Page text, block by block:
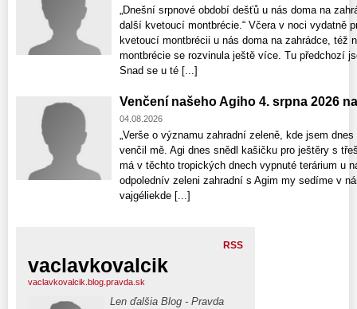
„Dnešní srpnové období dešťů u nás doma na
další kvetoucí montbrécie.“ Včera v noci vydatně
kvetoucí montbrécii u nás doma na zahrádce, též
montbrécie se rozvinula ještě více. Tu předchozí
Snad se u té [...]
Venčení našeho Agiho 4. srpna 2026
04.08.2026
„Verše o významu zahradní zeleně, kde jsem
venčil mě. Agi dnes snědl kašičku pro ještěry s
má v těchto tropických dnech vypnuté terárium u
odpolednív zeleni zahradní s Agim my sedíme v
vajgéliekde [...]
RSS
vaclavkovalcik
vaclavkovalcik.blog.pravda.sk
Len ďalšia Blog - Pravda